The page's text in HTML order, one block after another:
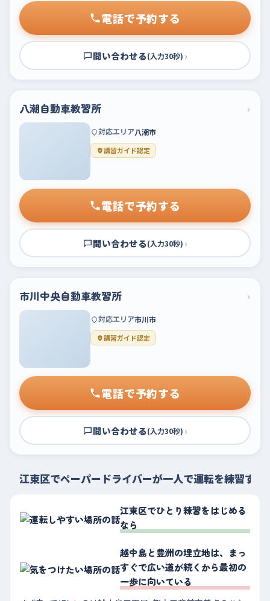
電話で予約する
問い合わせる(入力30秒) ›
八潮自動車教習所 ›
対応エリア八潮市
講習ガイド認定
電話で予約する
問い合わせる(入力30秒) ›
市川中央自動車教習所 ›
対応エリア市川市
講習ガイド認定
電話で予約する
問い合わせる(入力30秒) ›
江東区でペーパードライバーが一人で運転を練習する
江東区でひとり練習をはじめる
なら
越中島と豊洲の埋立地は、まっ
すぐで広い道が続くから最初の
一歩に向いている